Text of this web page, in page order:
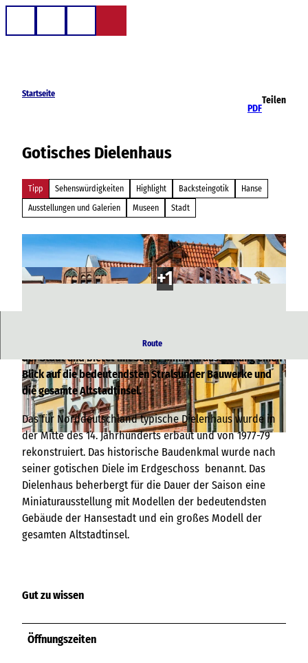
Startseite
PDF
Teilen
Gotisches Dielenhaus
Tipp Sehenswürdigkeiten Highlight Backsteingotik
Hanse
Ausstellungen und Galerien
Museen Stadt
© TMV / Markus Tiemann
© TZ HST |CC-BY-NC © TMV |CC-BY-NC
Route
Das Dielenhaus ist ein historisches Baudenkmal im Herzen
der Stadt und bietet mit seiner Miniaturausstellung einen
Blick auf die bedeutendsten Stralsunder Bauwerke und
die gesamte Altstadtinsel.
Das für Norddeutschland typische Dielenhaus wurde in
der Mitte des 14. Jahrhunderts erbaut und von 1977-79
rekonstruiert. Das historische Baudenkmal wurde nach
seiner gotischen Diele im Erdgeschoss benannt. Das
Dielenhaus beherbergt für die Dauer der Saison eine
Miniaturausstellung mit Modellen der bedeutendsten
Gebäude der Hansestadt und ein großes Modell der
gesamten Altstadtinsel.
Gut zu wissen
Öffnungszeiten